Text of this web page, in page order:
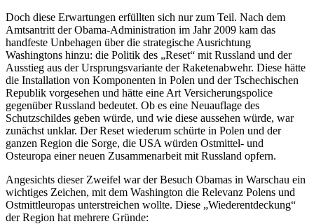
Doch diese Erwartungen erfüllten sich nur zum Teil. Nach dem
Amtsantritt der Obama-Administration im Jahr 2009 kam das
handfeste Unbehagen über die strategische Ausrichtung
Washingtons hinzu: die Politik des „Reset“ mit Russland und der
Ausstieg aus der Ursprungsvariante der Raketenabwehr. Diese hätte
die Installation von Komponenten in Polen und der Tschechischen
Republik vorgesehen und hätte eine Art Versicherungspolice
gegenüber Russland bedeutet. Ob es eine Neuauflage des
Schutzschildes geben würde, und wie diese aussehen würde, war
zunächst unklar. Der Reset wiederum schürte in Polen und der
ganzen Region die Sorge, die USA würden Ostmittel- und
Osteuropa einer neuen Zusammenarbeit mit Russland opfern.
Angesichts dieser Zweifel war der Besuch Obamas in Warschau ein
wichtiges Zeichen, mit dem Washington die Relevanz Polens und
Ostmittleuropas unterstreichen wollte. Diese „Wiederentdeckung“
der Region hat mehrere Gründe: